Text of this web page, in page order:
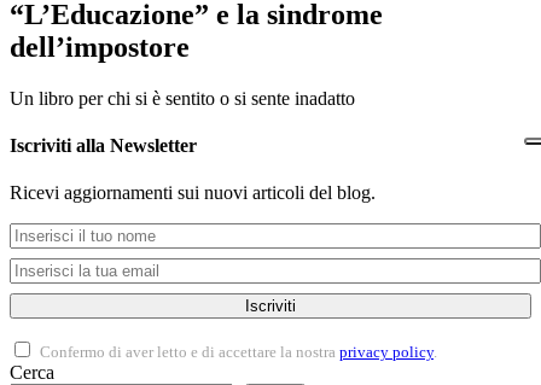
“L’Educazione” e la sindrome
dell’impostore
Un libro per chi si è sentito o si sente inadatto
Iscriviti alla Newsletter
Ricevi aggiornamenti sui nuovi articoli del blog.
Iscriviti
Confermo di aver letto e di accettare la nostra privacy policy.
Cerca